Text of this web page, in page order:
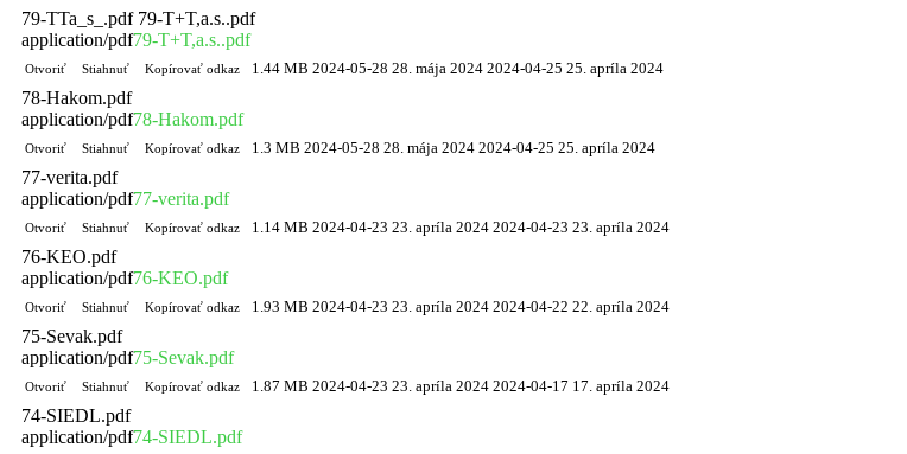
79-TTa_s_.pdf 79-T+T,a.s..pdf
application/pdf79-T+T,a.s..pdf
Otvoriť Stiahnuť Kopírovať odkaz 1.44 MB 2024-05-28 28. mája 2024 2024-04-25 25. apríla 2024
78-Hakom.pdf
application/pdf78-Hakom.pdf
Otvoriť Stiahnuť Kopírovať odkaz 1.3 MB 2024-05-28 28. mája 2024 2024-04-25 25. apríla 2024
77-verita.pdf
application/pdf77-verita.pdf
Otvoriť Stiahnuť Kopírovať odkaz 1.14 MB 2024-04-23 23. apríla 2024 2024-04-23 23. apríla 2024
76-KEO.pdf
application/pdf76-KEO.pdf
Otvoriť Stiahnuť Kopírovať odkaz 1.93 MB 2024-04-23 23. apríla 2024 2024-04-22 22. apríla 2024
75-Sevak.pdf
application/pdf75-Sevak.pdf
Otvoriť Stiahnuť Kopírovať odkaz 1.87 MB 2024-04-23 23. apríla 2024 2024-04-17 17. apríla 2024
74-SIEDL.pdf
application/pdf74-SIEDL.pdf